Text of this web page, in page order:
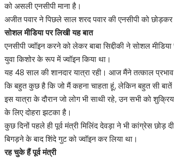
को असली एनसीपी माना है।
अजीत पवार ने पिछले साल शरद पवार की एनसीपी को
सोशल मीडिया पर लिखी यह बात
एनसीपी ज्वॉइन करने को लेकर बाबा सिद्दीकी ने सोशल
युवा किशोर के रूप में ज्वॉइन किया था।
यह 48 साल की शानदार यात्रा रही। आज मैंने तत्काल
कि बहुत कुछ है कि जो मैं कहना चाहता हूं, लेकिन बहुत सी बातें
इस यात्रा के दौरान जो लोग भी साथी रहे, उन सभी को
के लिए दोहरा झटका है।
कुछ दिनों पहले ही पूर्व मंत्री मिलिंद देवड़ा ने भी कांग्रेस
बिगड़ने के बाद शिंदे गुट को ज्वॉइन कर लिया था।
रह चुके हैं पूर्व मंत्री